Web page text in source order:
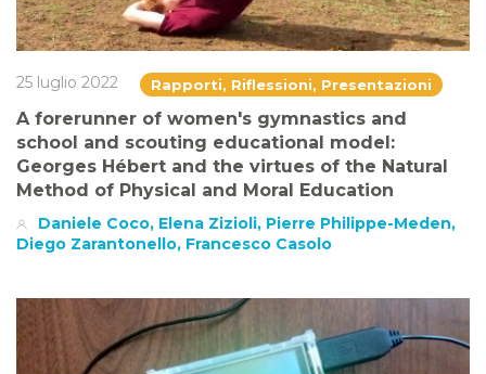
25 luglio 2022 Rapporti, Riflessioni, Presentazioni
A forerunner of women's gymnastics and
school and scouting educational model:
Georges Hébert and the virtues of the Natural
Method of Physical and Moral Education
Daniele Coco, Elena Zizioli, Pierre Philippe-Meden,
Diego Zarantonello, Francesco Casolo